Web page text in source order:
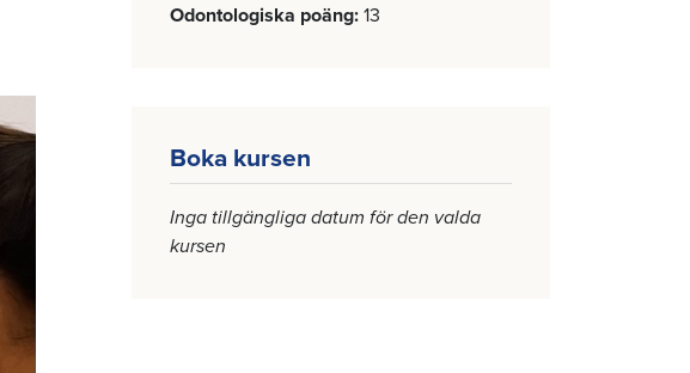
Odontologiska poäng 13
Boka kursen
Inga tillgängliga datum för den valda
kursen